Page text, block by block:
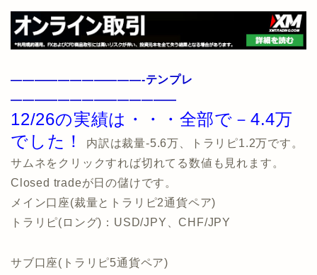
———————————-テンプレ
——————————————
12/26の実績は・・・全部で－4.4万
でした！
内訳は裁量-5.6万、トラリピ1.2万です。
サムネをクリックすれば切れてる数値も見れます。
Closed tradeが日の儲けです。
メイン口座(裁量とトラリピ2通貨ペア)
トラリピ(ロング)：USD/JPY、CHF/JPY
サブ口座(トラリピ5通貨ペア)